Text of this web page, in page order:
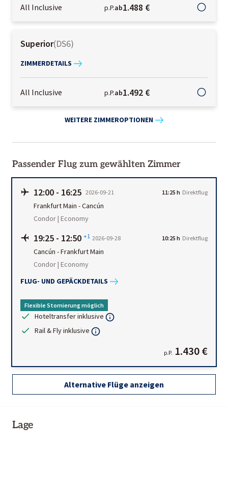
All Inclusive p.P.ab1.488 €
Superior(DS6)
ZIMMERDETAILS
All Inclusive p.P.ab1.492 €
WEITERE ZIMMEROPTIONEN
Passender Flug zum gewählten Zimmer
12:00 - 16:25 2026-09-21 11:25 h Direktflug
Frankfurt Main -Cancún
Condor | Economy
19:25 - 12:50 +1 2026-09-28 10:25 h Direktflug
Cancún -Frankfurt Main
Condor | Economy
FLUG- UND GEPÄCKDETAILS
Flexible Stornierung möglich
Hoteltransfer inklusive
Rail & Fly inklusive
p.P. 1.430 €
Alternative Flüge anzeigen
Lage